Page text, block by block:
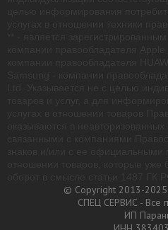
© Copyright 2013-
СПЕЦ СЕРВИС - Все
ИП